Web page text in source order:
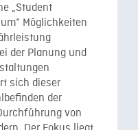
„Student
Möglichkeiten
der Planung und
sich dieser
der
von